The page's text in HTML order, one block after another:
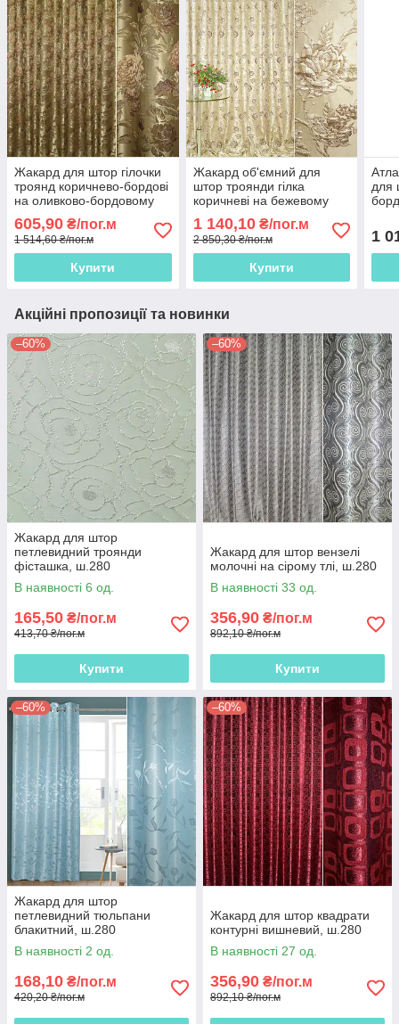
Жакард для штор гілочки
троянд коричнево-бордові
на оливково-бордовому
тлі, ш.290
605,90 ₴/пог.м
1 514,60 ₴/пог.м
Купити
Жакард об'ємний для
штор троянди гілка
коричневі на бежевому
світлому тлі, ш.280
1 140,10₴/пог.м
2 850,30 ₴/пог.м
Купити
для
1
Акційні пропозиції та новинки
–60%
Жакард для штор
петлевидний троянди
фісташка, ш.280
В наявності 6 од.
165,50 ₴/пог.м
413,70 ₴/пог.м
Купити
–60%
Жакард для штор вензелі
молочні на сірому тлі, ш.280
В наявності 33 од.
356,90 ₴/пог.м
892,10 ₴/пог.м
Купити
–60%
Жакард для штор
петлевидний тюльпани
блакитний, ш.280
В наявності 2 од.
168,10 ₴/пог.м
420,20 ₴/пог.м
–60%
Жакард для штор квадрати
контурні вишневий, ш.280
В наявності 27 од.
356,90 ₴/пог.м
892,10 ₴/пог.м